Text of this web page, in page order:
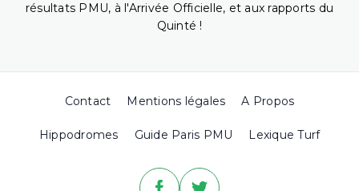
résultats PMU, à l'Arrivée Officielle, et aux rapports du
Quinté !
Contact Mentions légales A Propos
Hippodromes Guide Paris PMU Lexique Turf